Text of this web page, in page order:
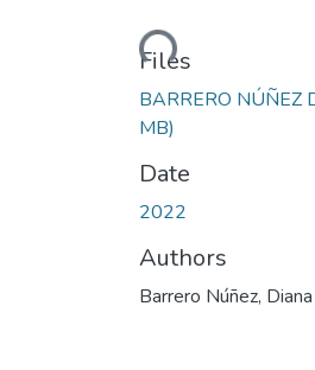
Loading...
Files
BARRERO NÚÑEZ
MB)
Date
2022
Authors
Barrero Núñez,